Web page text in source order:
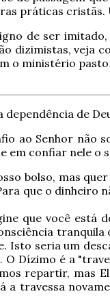
práticas cristãs.
de ser
dizimistas, veja
o ministério
de
ao Senhor não
em confiar nele o
bolso, mas
que o dinheiro
que você está
Isto seria um
Dízimo é a
repartir, mas
travessa